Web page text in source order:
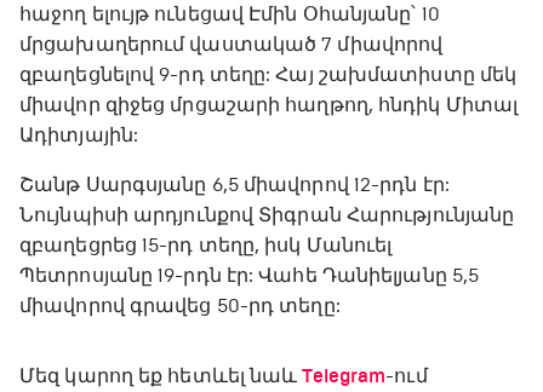
հաջող ելույթ ունեցավ Էմին Օհանյանը՝ 10
մրցախաղերում վաստակած 7 միավորով
զբաղեցնելով 9-րդ տեղը: Հայ շախմատիստը մեկ
միավոր զիջեց մրցաշարի հաղթող, հնդիկ Միտալ
Ադիտյային:
Շանթ Սարգսյանը 6,5 միավորով 12-րդն էր:
Նույնպիսի արդյունքով Տիգրան Հարությունյանը
զբաղեցրեց 15-րդ տեղը, իսկ Մանուել
Պետրոսյանը 19-րդն էր: Վահե Դանիելյանը 5,5
միավորով գրավեց 50-րդ տեղը:
Մեզ կարող եք հետևել նաև Telegram-ում